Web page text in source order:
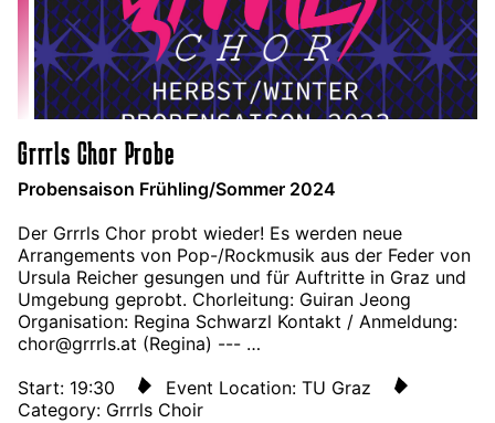
Grrrls Chor Probe
Probensaison Frühling/Sommer 2024
Der Grrrls Chor probt wieder! Es werden neue
Arrangements von Pop-/Rockmusik aus der Feder von
Ursula Reicher gesungen und für Auftritte in Graz und
Umgebung geprobt. Chorleitung: Guiran Jeong
Organisation: Regina Schwarzl Kontakt / Anmeldung:
chor@grrrls.at (Regina) --- …
Start: 19:30
Event Location: TU Graz
Category: Grrrls Choir